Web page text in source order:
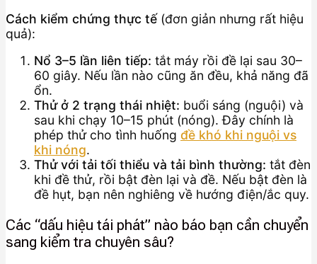
Cách kiểm chứng thực tế(đơn giản nhưng rất hiệu
quả):
Nổ 3–5 lần liên tiếp: tắt máy rồi đề lại sau 30–
60 giây. Nếu lần nào cũng ăn đều, khả năng đã
ổn.
Thử ở 2 trạng thái nhiệt: buổi sáng (nguội) và
sau khi chạy 10–15 phút (nóng). Đây chính là
phép thử cho tình huống đề khó khi nguội vs
khi nóng.
Thử với tải tối thiểu và tải bình thường: tắt đèn
khi đề thử, rồi bật đèn lại và đề. Nếu bật đèn là
đề hụt, bạn nên nghiêng về hướng điện/ắc quy.
Các “dấu hiệu tái phát” nào báo bạn cần chuyển
sang kiểm tra chuyên sâu?